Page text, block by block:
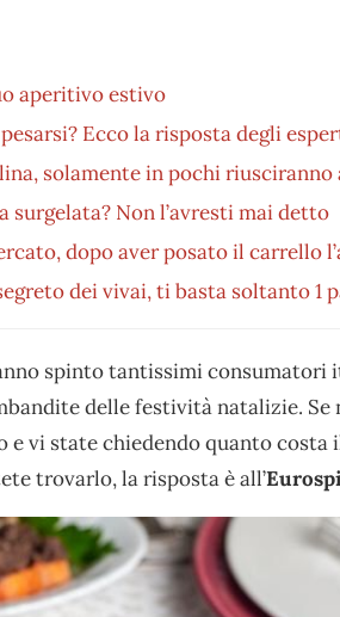
aperitivo estivo
Ecco la risposta degli
solamente in pochi
surgelata? Non l’avresti mai detto
dopo aver posato il carrello
dei vivai, ti basta soltanto 1
spinto tantissimi consumatori
delle festività natalizie. Se
e vi state chiedendo quanto costa
trovarlo, la risposta è all’